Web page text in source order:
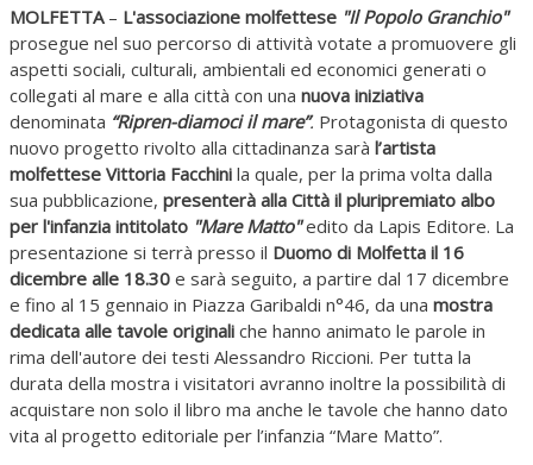
MOLFETTA– L'associazione molfettese "Il Popolo Granchio"
prosegue nel suo percorso di attività votate a promuovere gli
aspetti sociali, culturali, ambientali ed economici generati o
collegati al mare e alla città con una nuova iniziativa
denominata “Ripren-diamoci il mare”. Protagonista di questo
nuovo progetto rivolto alla cittadinanza sarà l’artista
molfettese Vittoria Facchini la quale, per la prima volta dalla
sua pubblicazione, presenterà alla Città il pluripremiato albo
per l'infanzia intitolato "Mare Matto" edito da Lapis Editore. La
presentazione si terrà presso il Duomo di Molfetta il 16
dicembre alle 18.30 e sarà seguito, a partire dal 17 dicembre
e fino al 15 gennaio in Piazza Garibaldi n°46, da una mostra
dedicata alle tavole originali che hanno animato le parole in
rima dell'autore dei testi Alessandro Riccioni. Per tutta la
durata della mostra i visitatori avranno inoltre la possibilità di
acquistare non solo il libro ma anche le tavole che hanno dato
vita al progetto editoriale per l’infanzia “Mare Matto”.